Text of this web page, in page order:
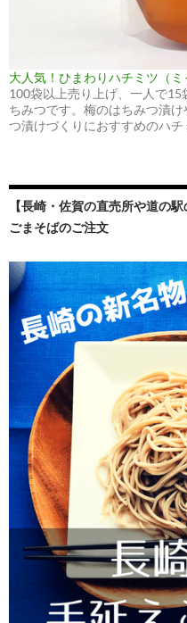
大人気！ひまわりハチミツ（
100袋以上売り上げ、一人で
ちみつです。梅のはちみつ漬
つ漬けづくりにおすすめのハチ
【長崎・佐賀の直売所や道の
ごまそばのご注文